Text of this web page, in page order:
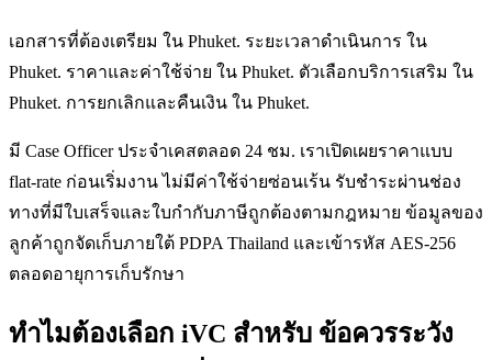
เอกสารที่ต้องเตรียม ใน Phuket. ระยะเวลาดำเนินการ ใน
Phuket. ราคาและค่าใช้จ่าย ใน Phuket. ตัวเลือกบริการเสริม ใน
Phuket. การยกเลิกและคืนเงิน ใน Phuket.
มี Case Officer ประจำเคสตลอด 24 ชม. เราเปิดเผยราคาแบบ
flat-rate ก่อนเริ่มงาน ไม่มีค่าใช้จ่ายซ่อนเร้น รับชำระผ่านช่อง
ทางที่มีใบเสร็จและใบกำกับภาษีถูกต้องตามกฎหมาย ข้อมูลของ
ลูกค้าถูกจัดเก็บภายใต้ PDPA Thailand และเข้ารหัส AES-256
ตลอดอายุการเก็บรักษา
ทำไมต้องเลือก iVC สำหรับ ข้อควรระวัง